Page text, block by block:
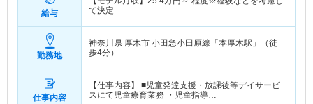
給与
て決定
勤務地
神奈川県 厚木市 小田急小田原線「本厚木駅」（徒
歩4分）
仕事内容
【仕事内容】 ■児童発達支援・放課後等デイサービ
スにて児童療育業務 ・児童指導…